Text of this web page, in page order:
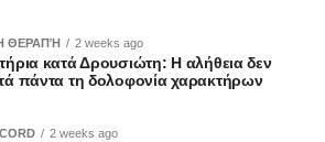
ΘΕΡΑΠΉ 2 weeks ago
κατά Δρουσιώτη: Η αλήθεια δεν
πάντα τη δολοφονία χαρακτήρων
2 weeks ago